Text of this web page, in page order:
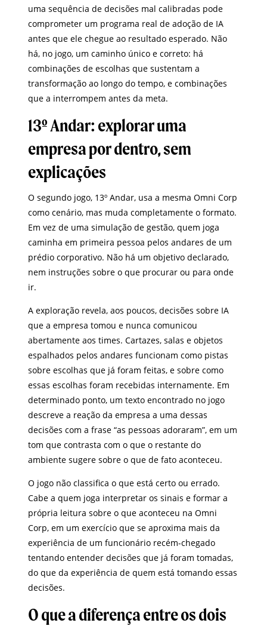
uma sequência de decisões mal calibradas pode
comprometer um programa real de adoção de IA
antes que ele chegue ao resultado esperado. Não
há, no jogo, um caminho único e correto: há
combinações de escolhas que sustentam a
transformação ao longo do tempo, e combinações
que a interrompem antes da meta.
13º Andar: explorar uma
empresa por dentro, sem
explicações
O segundo jogo, 13º Andar, usa a mesma Omni Corp
como cenário, mas muda completamente o formato.
Em vez de uma simulação de gestão, quem joga
caminha em primeira pessoa pelos andares de um
prédio corporativo. Não há um objetivo declarado,
nem instruções sobre o que procurar ou para onde
ir.
A exploração revela, aos poucos, decisões sobre IA
que a empresa tomou e nunca comunicou
abertamente aos times. Cartazes, salas e objetos
espalhados pelos andares funcionam como pistas
sobre escolhas que já foram feitas, e sobre como
essas escolhas foram recebidas internamente. Em
determinado ponto, um texto encontrado no jogo
descreve a reação da empresa a uma dessas
decisões com a frase “as pessoas adoraram”, em um
tom que contrasta com o que o restante do
ambiente sugere sobre o que de fato aconteceu.
O jogo não classifica o que está certo ou errado.
Cabe a quem joga interpretar os sinais e formar a
própria leitura sobre o que aconteceu na Omni
Corp, em um exercício que se aproxima mais da
experiência de um funcionário recém-chegado
tentando entender decisões que já foram tomadas,
do que da experiência de quem está tomando essas
decisões.
O que a diferença entre os dois